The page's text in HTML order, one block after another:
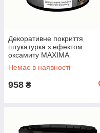
Декоративне покриття
штукатурка з ефектом
оксамиту MAXIMA
«OTTOCENTO» (1 кг) Білий
Немає в наявності
958 ₴